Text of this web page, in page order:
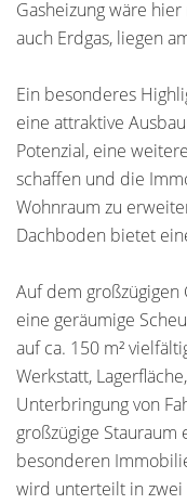
Gasheizung wäre
auch Erdgas, liegen
Ein besonderes
eine attraktive
Potenzial, eine
schaffen und die
Wohnraum zu
Dachboden bietet
Auf dem
eine geräumige
auf ca. 150 m²
Werkstatt,
Unterbringung von
großzügige
besonderen
wird unterteilt in zwei